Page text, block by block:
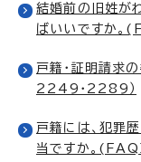
結婚前の旧姓が
ばいいですか
戸籍・証明請
2249・2289）
戸籍には、犯罪
当ですか。